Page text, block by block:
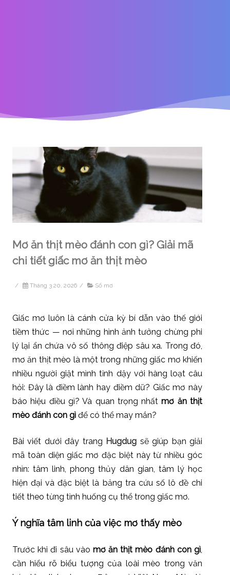
Mơ ăn thịt mèo đánh con gì? Giải mã
chi tiết giấc mơ ăn thịt mèo
/ Tháng 3 20, 2026 / Sổ mơ
Giấc mơ luôn là cánh cửa kỳ bí dẫn vào thế giới
tiềm thức — nơi những hình ảnh tưởng chừng phi
lý lại ẩn chứa vô số thông điệp sâu xa. Trong đó,
mơ ăn thịt mèo là một trong những giấc mơ khiến
nhiều người giật mình tỉnh dậy với hàng loạt câu
hỏi: Đây là điềm lành hay điềm dữ? Giấc mơ này
báo hiệu điều gì? Và quan trọng nhấtmơ ăn thịt
mèo đánh con gì để có thể may mắn?
Bài viết dưới đây trang Hugdug sẽ giúp bạn giải
mã toàn diện giấc mơ đặc biệt này từ nhiều góc
nhìn: tâm linh, phong thủy dân gian, tâm lý học
hiện đại và đặc biệt là bảng tra cứu số lô đề chi
tiết theo từng tình huống cụ thể trong giấc mơ.
Ý nghĩa tâm linh của việc mơ thấy mèo
Trước khi đi sâu vào mơ ăn thịt mèo đánh con gì
cần hiểu rõ biểu tượng của loài mèo trong văn